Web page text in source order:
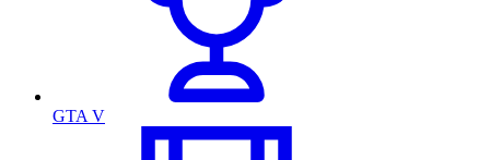
GTA V